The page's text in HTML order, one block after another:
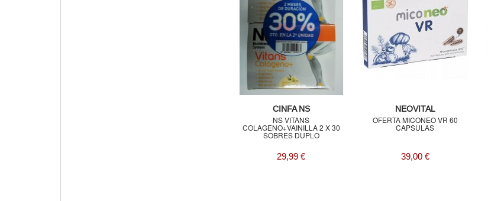
CINFA NS
NS VITANS
COLAGENO+VAINILLA 2 X 30
SOBRES DUPLO
29,99 €
NEOVITAL
OFERTA MICONEO VR 60
CAPSULAS
39,00 €